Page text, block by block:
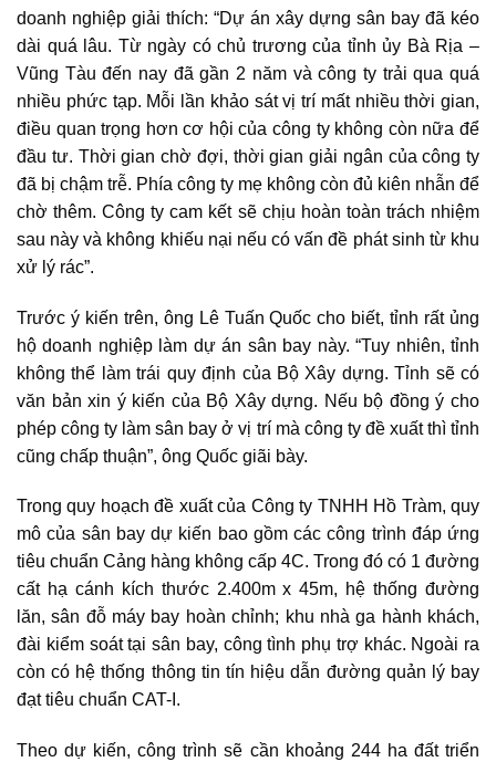
doanh nghiệp giải thích: “Dự án xây dựng sân bay đã kéo
dài quá lâu. Từ ngày có chủ trương của tỉnh ủy Bà Rịa –
Vũng Tàu đến nay đã gần 2 năm và công ty trải qua quá
nhiều phức tạp. Mỗi lần khảo sát vị trí mất nhiều thời gian,
điều quan trọng hơn cơ hội của công ty không còn nữa để
đầu tư. Thời gian chờ đợi, thời gian giải ngân của công ty
đã bị chậm trễ. Phía công ty mẹ không còn đủ kiên nhẫn để
chờ thêm. Công ty cam kết sẽ chịu hoàn toàn trách nhiệm
sau này và không khiếu nại nếu có vấn đề phát sinh từ khu
xử lý rác”.
Trước ý kiến trên, ông Lê Tuấn Quốc cho biết, tỉnh rất ủng
hộ doanh nghiệp làm dự án sân bay này. “Tuy nhiên, tỉnh
không thể làm trái quy định của Bộ Xây dựng. Tỉnh sẽ có
văn bản xin ý kiến của Bộ Xây dựng. Nếu bộ đồng ý cho
phép công ty làm sân bay ở vị trí mà công ty đề xuất thì tỉnh
cũng chấp thuận”, ông Quốc giãi bày.
Trong quy hoạch đề xuất của Công ty TNHH Hồ Tràm, quy
mô của sân bay dự kiến bao gồm các công trình đáp ứng
tiêu chuẩn Cảng hàng không cấp 4C. Trong đó có 1 đường
cất hạ cánh kích thước 2.400m x 45m, hệ thống đường
lăn, sân đỗ máy bay hoàn chỉnh; khu nhà ga hành khách,
đài kiểm soát tại sân bay, công tình phụ trợ khác. Ngoài ra
còn có hệ thống thông tin tín hiệu dẫn đường quản lý bay
đạt tiêu chuẩn CAT-I.
Theo dự kiến, công trình sẽ cần khoảng 244 ha đất triển